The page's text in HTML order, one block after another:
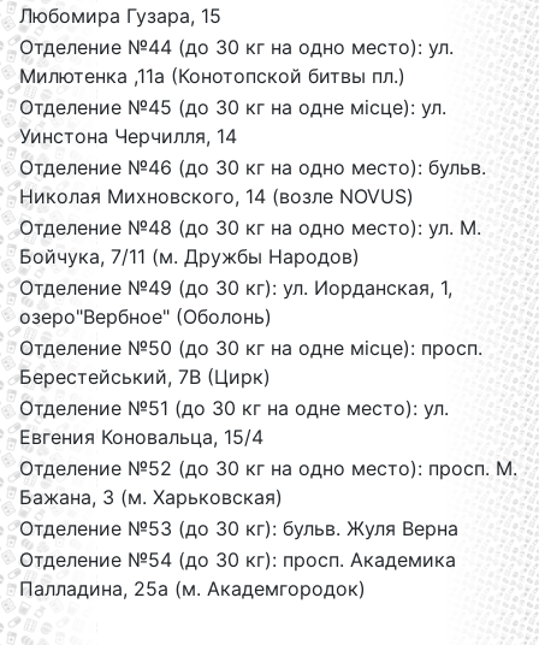
Любомира Гузара, 15
Отделение №44 (до 30 кг на одно место): ул.
Милютенка ,11а (Конотопской битвы пл.)
Отделение №45 (до 30 кг на одне місце): ул.
Уинстона Черчилля, 14
Отделение №46 (до 30 кг на одно место): бульв.
Николая Михновского, 14 (возле NOVUS)
Отделение №48 (до 30 кг на одно место): ул. М.
Бойчука, 7/11 (м. Дружбы Народов)
Отделение №49 (до 30 кг): ул. Иорданская, 1,
озеро"Вербное" (Оболонь)
Отделение №50 (до 30 кг на одне місце): просп.
Берестейський, 7В (Цирк)
Отделение №51 (до 30 кг на одне место): ул.
Евгения Коновальца, 15/4
Отделение №52 (до 30 кг на одно место): просп. М.
Бажана, 3 (м. Харьковская)
Отделение №53 (до 30 кг): бульв. Жуля Верна
Отделение №54 (до 30 кг): просп. Академика
Палладина, 25а (м. Академгородок)